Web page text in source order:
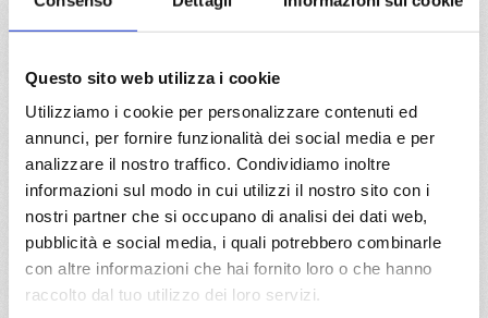
Questo sito web utilizza i cookie
Utilizziamo i cookie per personalizzare contenuti ed
annunci, per fornire funzionalità dei social media e per
analizzare il nostro traffico. Condividiamo inoltre
informazioni sul modo in cui utilizzi il nostro sito con i
nostri partner che si occupano di analisi dei dati web,
pubblicità e social media, i quali potrebbero combinarle
con altre informazioni che hai fornito loro o che hanno
raccolto dal tuo utilizzo dei loro servizi.
02/08/2027
€ 1.130
a partire da
€ 1.130
DETTAGLI
da AmburgoconCosta Favolosa